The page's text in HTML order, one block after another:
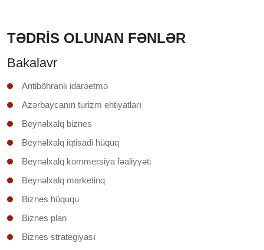
TƏDRİS OLUNAN FƏNLƏR
Bakalavr
Antiböhranlı idarəetmə
Azərbaycanın turizm ehtiyatları
Beynəlxalq biznes
Beynəlxalq iqtisadi hüquq
Beynəlxalq kommersiya fəaliyyəti
Beynəlxalq marketinq
Biznes hüququ
Biznes plan
Biznes strategiyası